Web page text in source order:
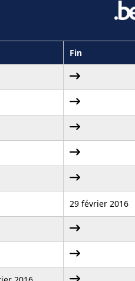
Fin
29 février 2016